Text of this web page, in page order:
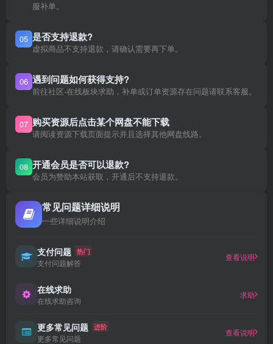
服补单。
05 是否支持退款?
虚拟商品不支持退款，请确认需要再下单。
06 遇到问题如何获得支持?
前往社区-在线板块求助，补单或订单资源存在问题请联系客服。
07 购买资源后点击某个网盘不能下载
请阅读资源下载页面提示并且选择其他网盘线路。
08 开通会员是否可以退款?
会员为赞助本站获取，开通后不支持退款。
常见问题详细说明
一些详细说明介绍
支付问题 热门
支付问题解答
查看说明
在线求助
在线求助咨询
求助
更多常见问题 进阶
更多常见问题
查看说明